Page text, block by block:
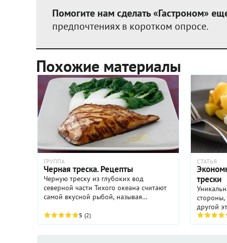
Помогите нам сделать «Гастроном»
предпочтениях в коротком опросе.
Похожие материалы
ГРУППА
Черная треска. Рецепты
Черную треску из глубоких вод
северной части Тихого океана считают
самой вкусной рыбой, называя
обитателей морей. Название «треска»
обманчиво: с привычной ...
5 (2)
СТАТЬЯ
трески
стороны,
другой
только в
в обеих